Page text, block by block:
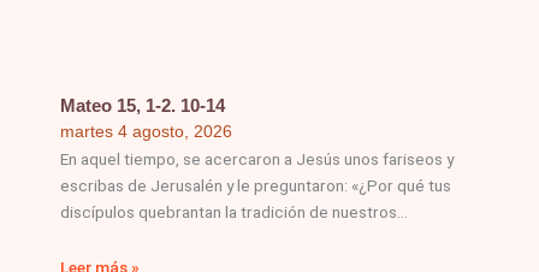
Mateo 15, 1-2. 10-14
martes 4 agosto, 2026
En aquel tiempo, se acercaron a Jesús unos fariseos y
escribas de Jerusalén y le preguntaron: «¿Por qué tus
discípulos quebrantan la tradición de nuestros
Leer más »